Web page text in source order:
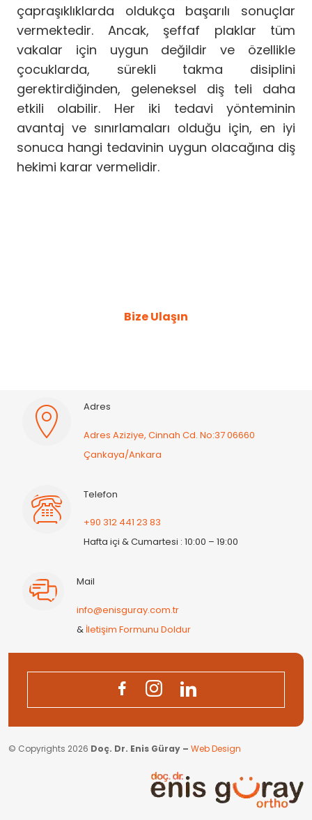
çapraşıklıklarda oldukça başarılı sonuçlar
vermektedir. Ancak, şeffaf plaklar tüm
vakalar için uygun değildir ve özellikle
çocuklarda, sürekli takma disiplini
gerektirdiğinden, geleneksel diş teli daha
etkili olabilir. Her iki tedavi yönteminin
avantaj ve sınırlamaları olduğu için, en iyi
sonuca hangi tedavinin uygun olacağına diş
hekimi karar vermelidir.
Bize Ulaşın
Adres
Adres Aziziye, Cinnah Cd. No:37 06660
Çankaya/Ankara
Telefon
+90 312 441 23 83
Hafta içi & Cumartesi : 10:00 – 19:00
Mail
info@enisguray.com.tr
& İletişim Formunu Doldur
© Copyrights 2026 Doç. Dr. Enis Güray – Web Design